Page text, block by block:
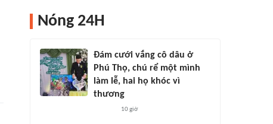
Nóng 24H
Đám cưới vắng cô dâu ở
Phú Thọ, chú rể một mình
làm lễ, hai họ khóc vì
thương
10 giờ